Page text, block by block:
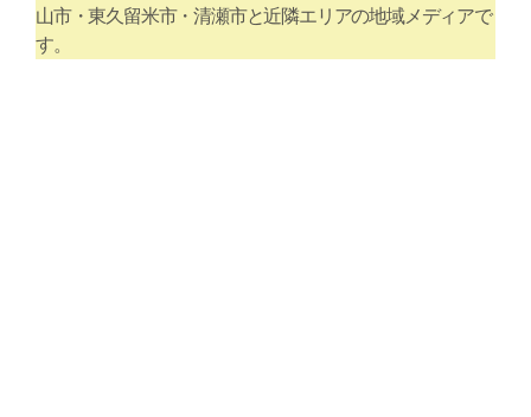
山市・東久留米市・清瀬市と近隣エリアの地域メディアで
す。